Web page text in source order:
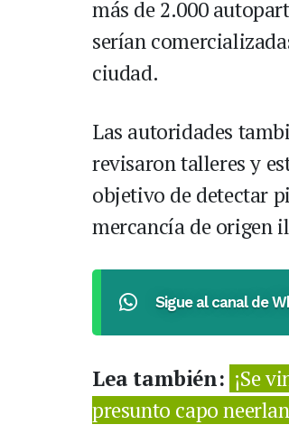
más de 2.000
serían
ciudad.
Las autoridades
revisaron talleres y
objetivo de detectar
mercancía de origen
Sigue al canal de
Lea también: ¡Se
presunto capo